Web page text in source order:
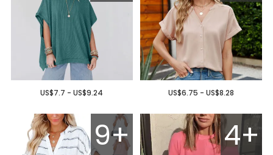
US$7.7 - US$9.24 US$6.75 - US$8.28
9+ 4+